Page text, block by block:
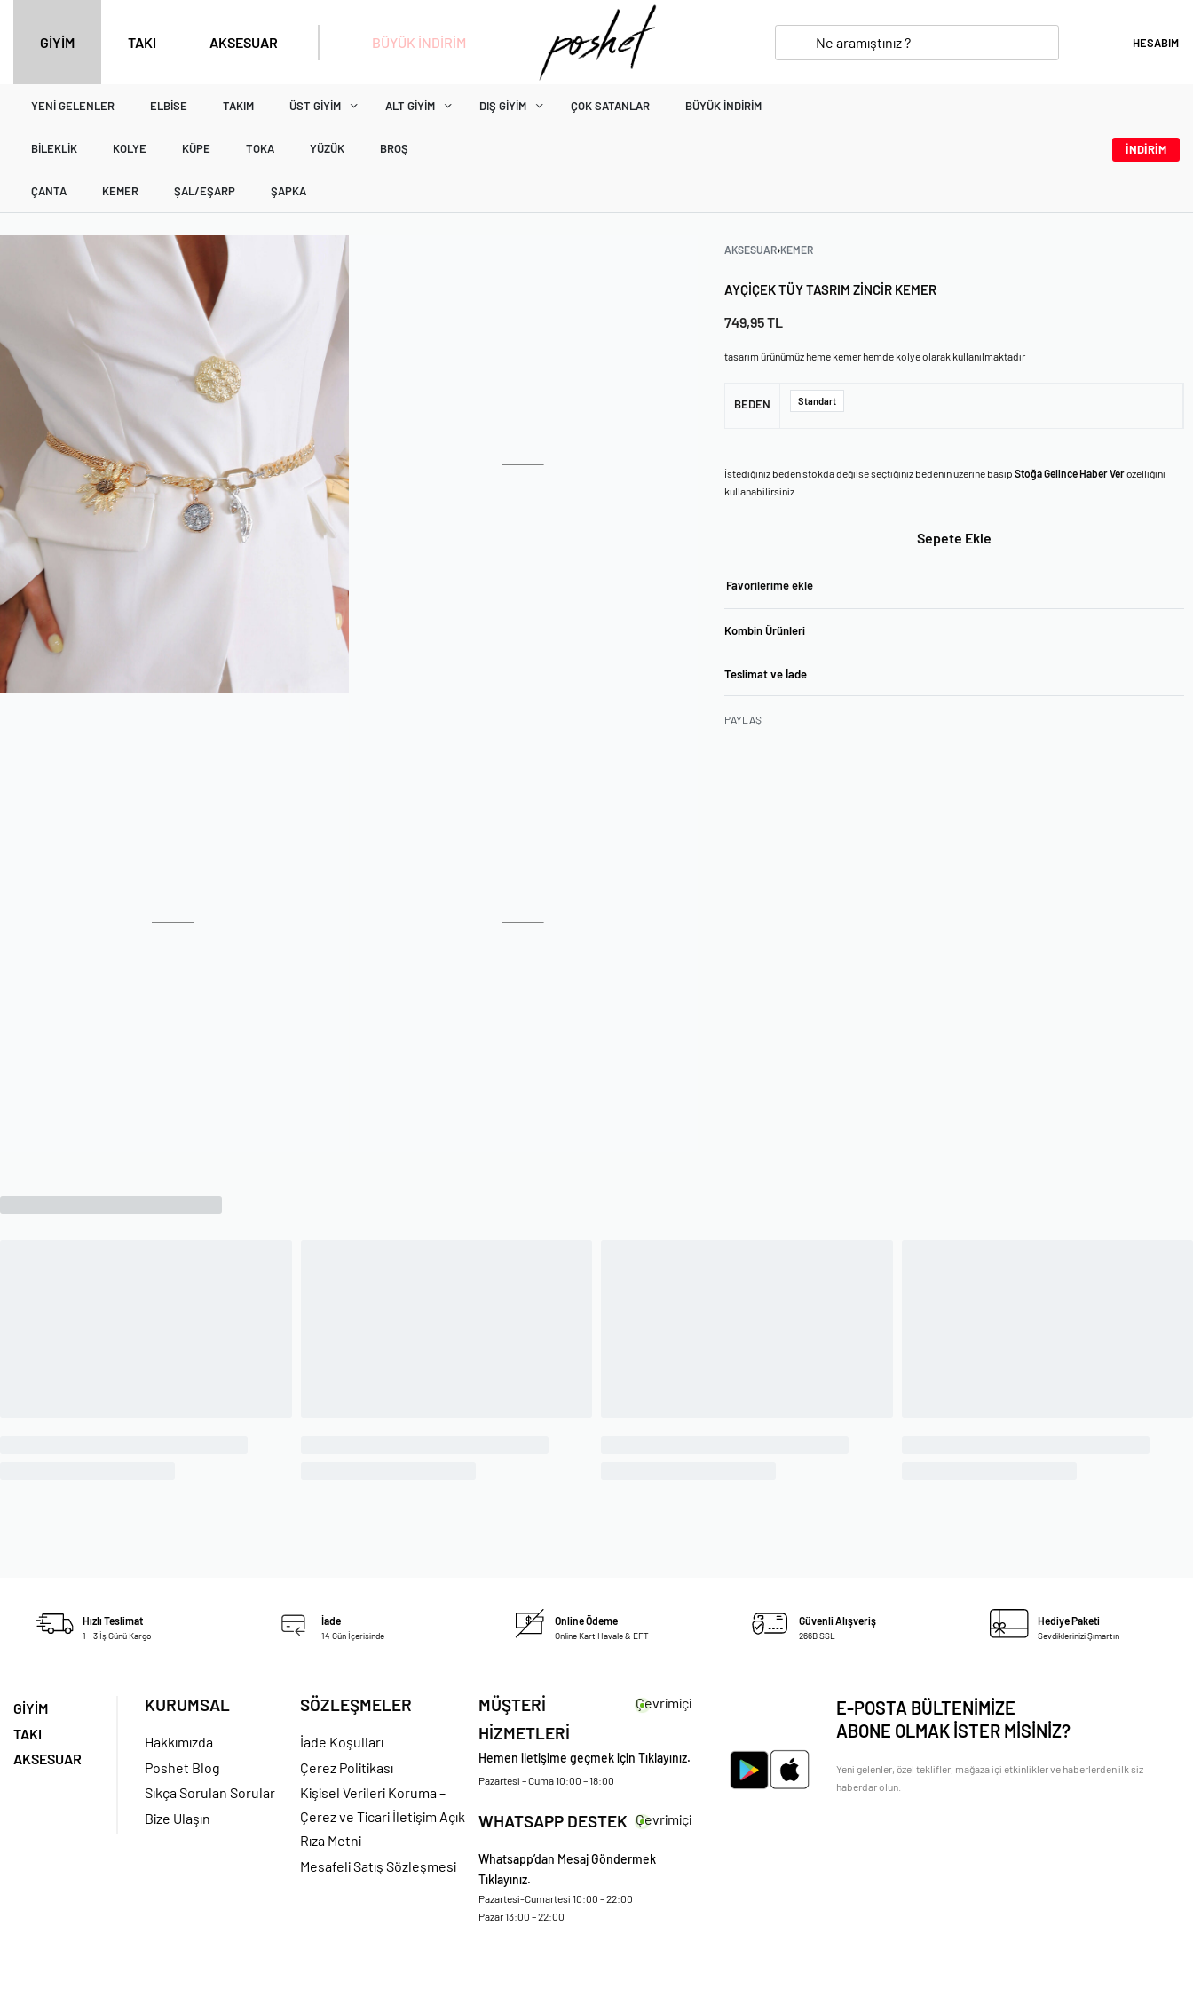
GİYİM TAKI AKSESUAR BÜYÜK İNDİRİM HESABIM
YENI GELENLER ELBISE TAKIM ÜST GIYIM ALT GIYIM DIŞ GIYIM ÇOK SATANLAR BÜYÜK İNDIRIM
BILEKLIK KOLYE KÜPE TOKA YÜZÜK BROŞ
ÇANTA KEMER ŞAL/EŞARP ŞAPKA
İNDİRİM
AKSESUAR›KEMER
AYÇIÇEK TÜY TASRIM ZINCIR KEMER
749,95TL
tasarım ürünümüz heme kemer hemde kolye olarak kullanılmaktadır
BEDEN Standart
İstediğiniz beden stokda değilse seçtiğiniz bedenin üzerine basıpStoğa Gelince Haber Verözelliğini
kullanabilirsiniz.
Sepete Ekle
Favorilerime ekle
Kombin Ürünleri
Teslimat ve İade
PAYLAŞ
Hızlı Teslimat
1 - 3 İş Günü Kargo
İade
14 Gün İçerisinde
Online Ödeme
Online Kart Havale & EFT
Güvenli Alışveriş
266B SSL
Hediye Paketi
Sevdiklerinizi Şımartın
GİYİM
TAKI
AKSESUAR
KURUMSAL
Hakkımızda
Poshet Blog
Sıkça Sorulan Sorular
Bize Ulaşın
SÖZLEŞMELER
İade Koşulları
Çerez Politikası
Kişisel Verileri Koruma –
Çerez ve Ticari İletişim Açık
Rıza Metni
Mesafeli Satış Sözleşmesi
MÜŞTERİ
HİZMETLERİ
Çevrimiçi
Hemen iletişime geçmek için Tıklayınız.
Pazartesi – Cuma 10:00 – 18:00
WHATSAPP DESTEK Çevrimiçi
Whatsapp’dan Mesaj Göndermek
Tıklayınız.
Pazartesi-Cumartesi 10:00 – 22:00
Pazar 13:00 – 22:00
E-POSTA BÜLTENİMİZE
ABONE OLMAK İSTER MİSİNİZ?
Yeni gelenler, özel teklifler, mağaza içi etkinlikler ve haberlerden ilk siz
haberdar olun.